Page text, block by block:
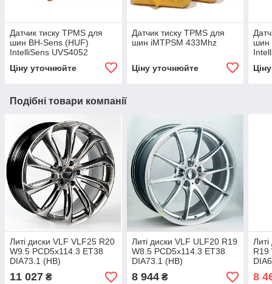
Датчик тиску TPMS для
шин BH-Sens (HUF)
IntelliSens UVS4052
Ціну уточнюйте
Датчик тиску TPMS для
шин iMTPSM 433Mhz
Ціну уточнюйте
шин
Подібні товари компанії
Литі диски VLF VLF25 R20
W9.5 PCD5x114.3 ET38
DIA73.1 (HB)
11 027 ₴
Литі диски VLF ULF20 R19
W8.5 PCD5x114.3 ET38
DIA73.1 (HB)
8 944₴
R19
8